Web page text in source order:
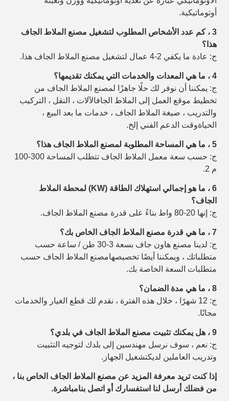
أوتوماتيكية.
3 ، كم عدد الأشخاص المطلوب لتشغيل مصنع الملاط الجاف
هذا؟
ج: عادة ما يكفي 2-4 عمال لتشغيل مصنع الملاط الجاف هذا.
4 ، ما هي المعدات والخدمات التي يمكنك تقديمها؟
ج: يمكننا أن نوفر لك حلًا جاهزًا لمصنع الملاط الجاف من
تخطيط موقع العمل إلى الملاط الجافالآلات ، النقل ، التركيب
والتدريب ، صيغة الملاط الجاف ، خدمات ما بعد البيع ،
الحياةوقت الدعم الفني إلخ.
5 ، ما هي المساحة المطلوبة لمصنع الملاط الجاف هذا؟
ج: حسب سعة معمل الملاط الجاف تتطلب المساحة 300-100
م 2.
6 ، ما هو إجمالي استهلاك الطاقة (KW) لمحطة الملاط
الجاف؟
ج: إنها 20-80 واط بناءً على قدرة مصنع الملاط الجاف.
7 ، ما هي قدرة مصنع الملاط الجاف الخاص بك؟
ج: لدينا مصنع هاون جاف بسعة 3-30 طن / ساعة حسب
متطلباتك ، ويمكننا أيضًا تخصيصهامصنع الملاط الجاف حسب
متطلبات السعة الخاصة بك.
8 ، ما هي مدة الضمان؟
ج: 12 شهرًا ، خلال هذه الفترة ، نقدم لك قطع الغيار والخدمات
مجانًا.
9 ، هل يمكنك تثبيت مصنع الملاط الجاف في بلدي؟
ج: نعم ، سوف نرسل مهندسين إلى بلدك لتوجيه التثبيت
وتدريب العاملين لديكتشغيل الجهاز.
إذا كنت تريد معرفة المزيد عن مصنع الملاط الجاف الخاص بنا ،
من فضلك أرسل لنا استفسارك أو اتصل بنامباشرة.